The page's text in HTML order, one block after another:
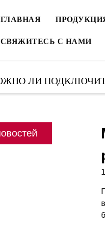
ГЛАВНАЯ
СВЯЖИТЕСЬ С НАМИ
ЛИ